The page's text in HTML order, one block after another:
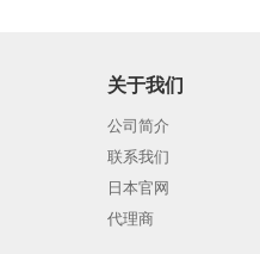
关于我们
公司简介
联系我们
日本官网
代理商